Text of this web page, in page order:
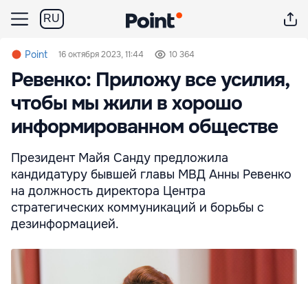
RU
Point 16 октября 2023, 11:44 10 364
Ревенко: Приложу все усилия,
чтобы мы жили в хорошо
информированном обществе
Президент Майя Санду предложила
кандидатуру бывшей главы МВД Анны Ревенко
на должность директора Центра
стратегических коммуникаций и борьбы с
дезинформацией.